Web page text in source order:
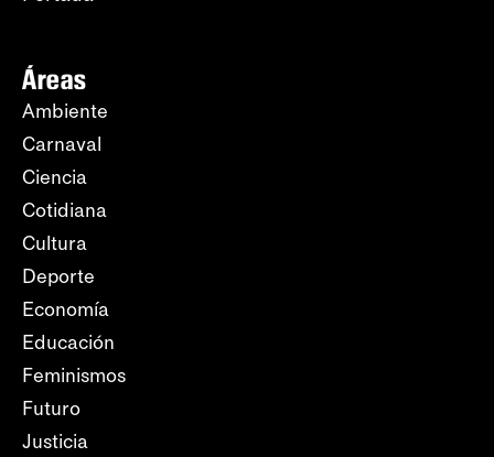
Áreas
Ambiente
Carnaval
Ciencia
Cotidiana
Cultura
Deporte
Economía
Educación
Feminismos
Futuro
Justicia